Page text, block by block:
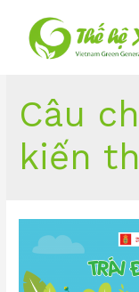
Câu
kiến